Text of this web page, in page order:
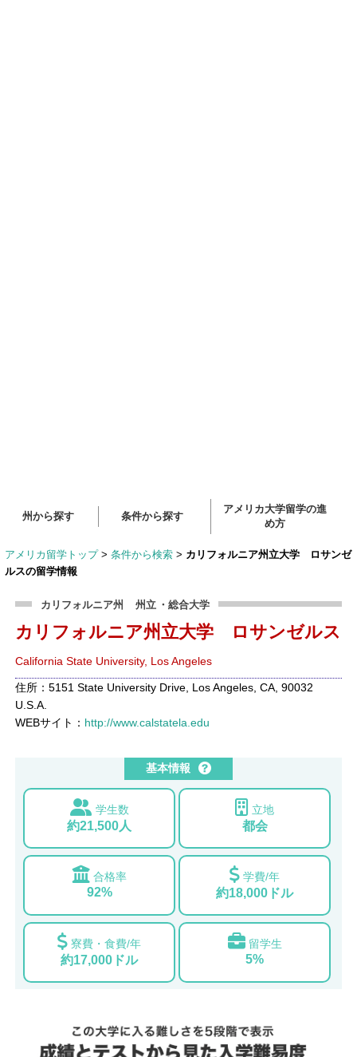
州から探す 条件から探す
アメリカ大学留学の進
め方
アメリカ留学トップ > 条件から検索 > カリフォルニア州立大学 ロサンゼ
ルスの留学情報
カリフォルニア州 州立 ・総合大学
カリフォルニア州立大学 ロサンゼルス
California State University, Los Angeles
住所：5151 State University Drive, Los Angeles, CA, 90032
U.S.A.
WEBサイト： http://www.calstatela.edu
基本情報
学生数
約21,500人
立地
都会
合格率
92%
学費/年
約18,000ドル
寮費・食費/年
約17,000ドル
留学生
5%